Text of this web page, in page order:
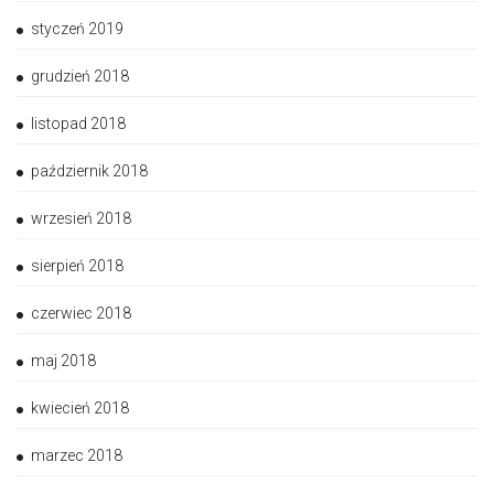
styczeń 2019
grudzień 2018
listopad 2018
październik 2018
wrzesień 2018
sierpień 2018
czerwiec 2018
maj 2018
kwiecień 2018
marzec 2018